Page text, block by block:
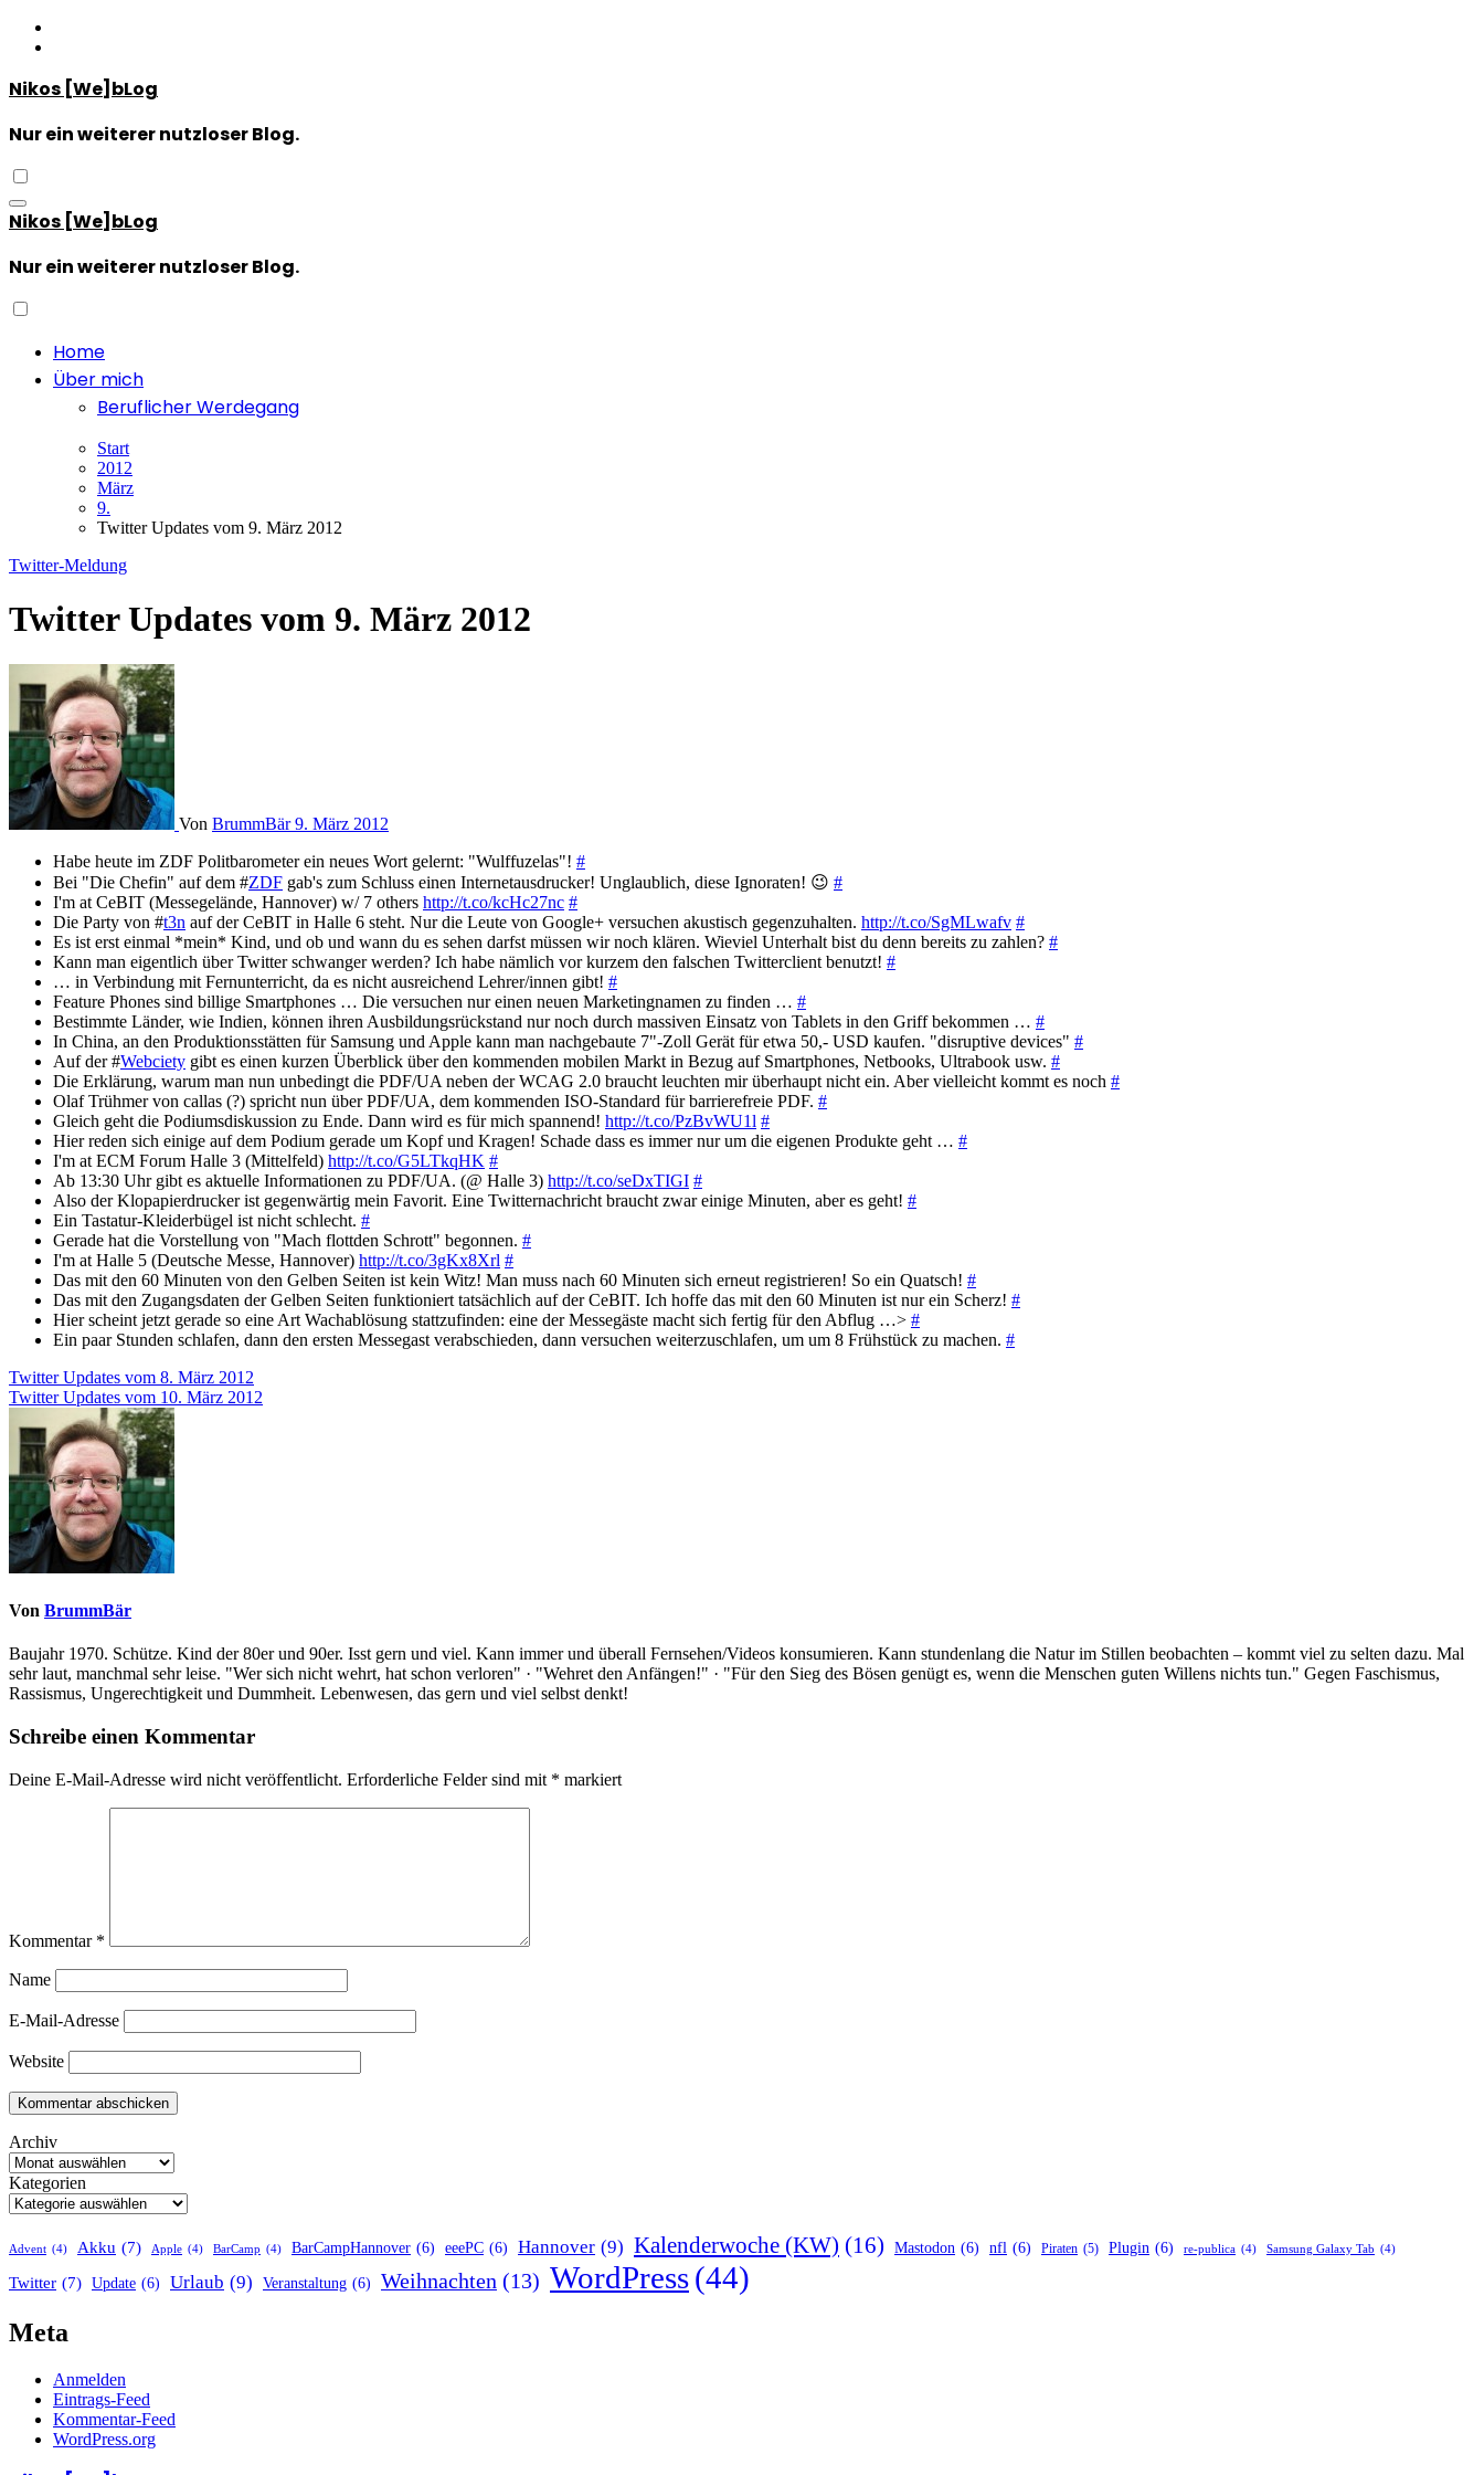
Zum
Inhalt
Nikos [We]bLog
Nur ein weiterer nutzloser Blog.
Nikos [We]bLog
Nur ein weiterer nutzloser Blog.
Home
Über mich
Beruflicher Werdegang
Start
2012
März
9.
Twitter Updates vom 9. März 2012
Twitter-Meldung
Twitter Updates vom 9. März 2012
Von BrummBär9. März 2012
Habe heute im ZDF Politbarometer ein neues Wort gelernt: "Wulffuzelas"! #
Bei "Die Chefin" auf dem #ZDF gab's zum Schluss einen Internetausdrucker! Unglaublich, diese Ignoraten! 😉 #
I'm at CeBIT (Messegelände, Hannover) w/ 7 others http://t.co/kcHc27nc #
Die Party von #t3n auf der CeBIT in Halle 6 steht. Nur die Leute von Google+ versuchen akustisch gegenzuhalten. http://t.co/SgMLwafv #
Es ist erst einmal *mein* Kind, und ob und wann du es sehen darfst müssen wir noch klären. Wieviel Unterhalt bist du denn bereits zu zahlen? #
Kann man eigentlich über Twitter schwanger werden? Ich habe nämlich vor kurzem den falschen Twitterclient benutzt! #
… in Verbindung mit Fernunterricht, da es nicht ausreichend Lehrer/innen gibt! #
Feature Phones sind billige Smartphones … Die versuchen nur einen neuen Marketingnamen zu finden … #
Bestimmte Länder, wie Indien, können ihren Ausbildungsrückstand nur noch durch massiven Einsatz von Tablets in den Griff bekommen … #
In China, an den Produktionsstätten für Samsung und Apple kann man nachgebaute 7"-Zoll Gerät für etwa 50,- USD kaufen. "disruptive devices" #
Auf der #Webciety gibt es einen kurzen Überblick über den kommenden mobilen Markt in Bezug auf Smartphones, Netbooks, Ultrabook usw. #
Die Erklärung, warum man nun unbedingt die PDF/UA neben der WCAG 2.0 braucht leuchten mir überhaupt nicht ein. Aber vielleicht kommt es noch #
Olaf Trühmer von callas (?) spricht nun über PDF/UA, dem kommenden ISO-Standard für barrierefreie PDF. #
Gleich geht die Podiumsdiskussion zu Ende. Dann wird es für mich spannend! http://t.co/PzBvWU1l #
Hier reden sich einige auf dem Podium gerade um Kopf und Kragen! Schade dass es immer nur um die eigenen Produkte geht … #
I'm at ECM Forum Halle 3 (Mittelfeld) http://t.co/G5LTkqHK #
Ab 13:30 Uhr gibt es aktuelle Informationen zu PDF/UA. (@ Halle 3) http://t.co/seDxTIGI #
Also der Klopapierdrucker ist gegenwärtig mein Favorit. Eine Twitternachricht braucht zwar einige Minuten, aber es geht! #
Ein Tastatur-Kleiderbügel ist nicht schlecht. #
Gerade hat die Vorstellung von "Mach flottden Schrott" begonnen. #
I'm at Halle 5 (Deutsche Messe, Hannover) http://t.co/3gKx8Xrl #
Das mit den 60 Minuten von den Gelben Seiten ist kein Witz! Man muss nach 60 Minuten sich erneut registrieren! So ein Quatsch! #
Das mit den Zugangsdaten der Gelben Seiten funktioniert tatsächlich auf der CeBIT. Ich hoffe das mit den 60 Minuten ist nur ein Scherz! #
Hier scheint jetzt gerade so eine Art Wachablösung stattzufinden: eine der Messegäste macht sich fertig für den Abflug …> #
Ein paar Stunden schlafen, dann den ersten Messegast verabschieden, dann versuchen weiterzuschlafen, um um 8 Frühstück zu machen. #
Beitragsnavigation
Twitter Updates vom 8. März 2012
Twitter Updates vom 10. März 2012
Von BrummBär
Baujahr 1970. Schütze. Kind der 80er und 90er. Isst gern und viel. Kann immer und überall Fernsehen/Videos konsumieren. Kann stundenlang die Natur im Stillen beobachten – kommt viel zu selten dazu. Mal
sehr laut, manchmal sehr leise. "Wer sich nicht wehrt, hat schon verloren" · "Wehret den Anfängen!" · "Für den Sieg des Bösen genügt es, wenn die Menschen guten Willens nichts tun." Gegen Faschismus,
Rassismus, Ungerechtigkeit und Dummheit. Lebenwesen, das gern und viel selbst denkt!
Schreibe einen Kommentar
Deine E-Mail-Adresse wird nicht veröffentlicht. Erforderliche Felder sind mit * markiert
Kommentar *
Name
E-Mail-Adresse
Website
Archiv
Kategorien
Advent (4) Akku (7) Apple (4) BarCamp (4) BarCampHannover (6) eeePC (6) Hannover (9) Kalenderwoche (KW) (16) Mastodon (6) nfl (6) Piraten (5) Plugin (6) re-publica (4) Samsung Galaxy Tab (4)
Twitter (7) Update (6) Urlaub (9) Veranstaltung (6) Weihnachten (13) WordPress(44)
Meta
Anmelden
Eintrags-Feed
Kommentar-Feed
WordPress.org